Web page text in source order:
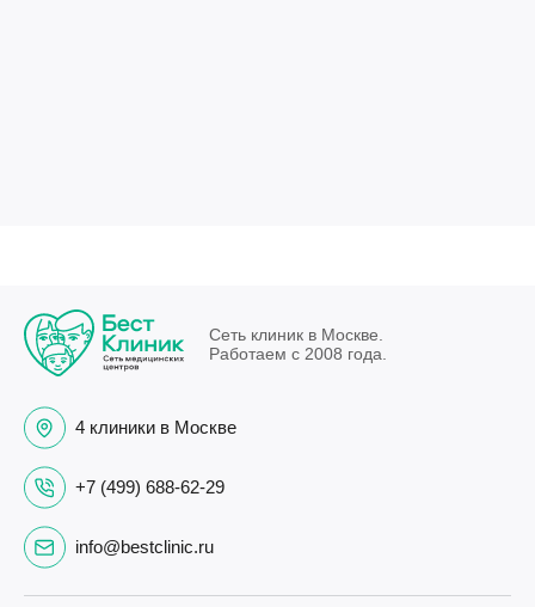
Сеть клиник в Москве.
Работаем с 2008 года.
4 клиники в Москве
+7 (499) 688-62-29
info@bestclinic.ru